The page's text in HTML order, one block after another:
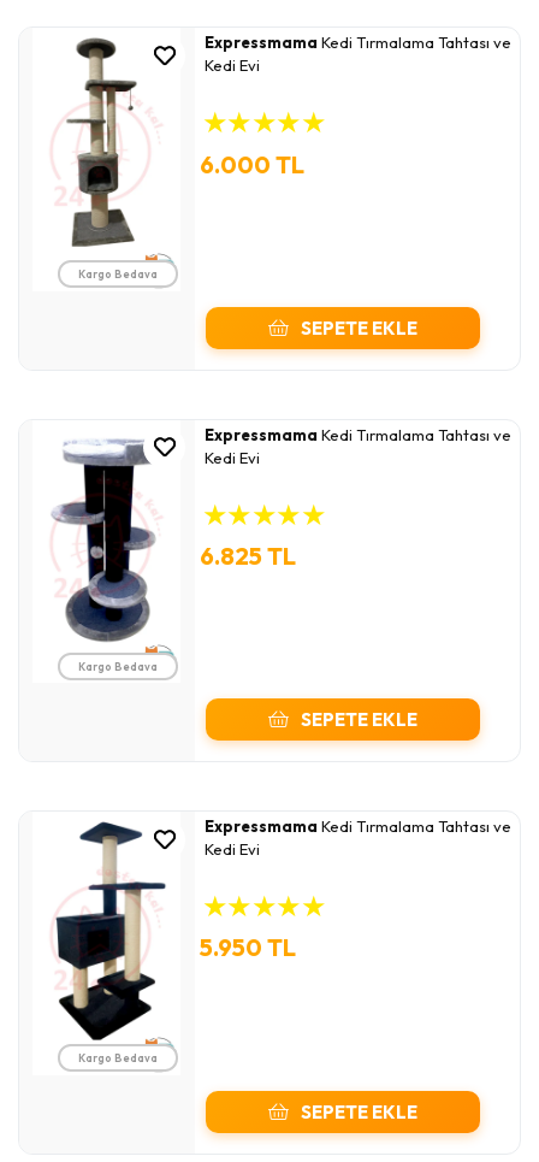
Kargo Bedava
Expressmama Kedi Tırmalama Tahtası ve
Kedi Evi
★★★★★
6.000 TL
SEPETE EKLE
Kargo Bedava
Expressmama Kedi Tırmalama Tahtası ve
Kedi Evi
★★★★★
6.825 TL
SEPETE EKLE
Kargo Bedava
Expressmama Kedi Tırmalama Tahtası ve
Kedi Evi
★★★★★
5.950 TL
SEPETE EKLE